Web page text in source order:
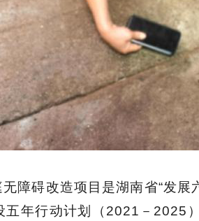
障碍改造项目是湖南省“发
五年行动计划（2021－2025